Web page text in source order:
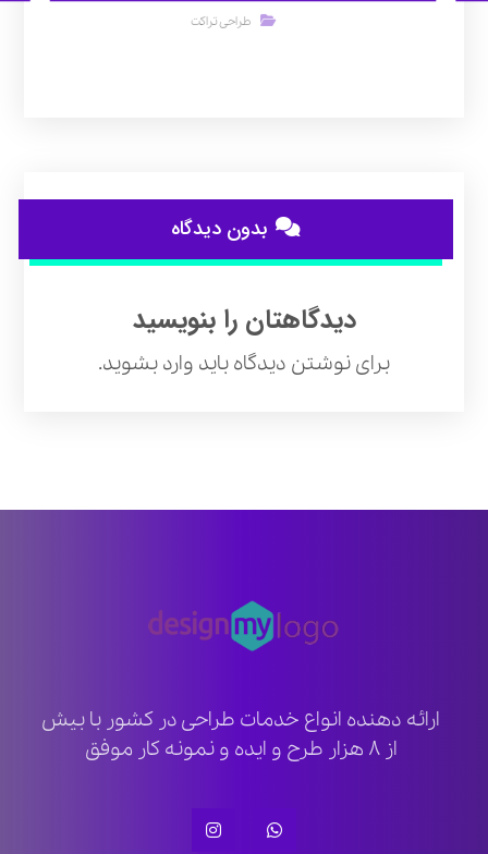
طراحی تراکت
بدون دیدگاه
دیدگاهتان را بنویسید
برای نوشتن دیدگاه باید وارد بشوید.
ارائه دهنده انواع خدمات طراحی در کشور با بیش
از ۸ هزار طرح و ایده و نمونه کار موفق